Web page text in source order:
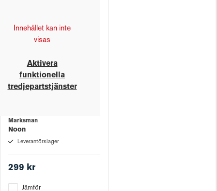
Innehållet kan inte
visas
Aktivera
funktionella
tredjepartstjänster
Marksman
Noon
Leverantörslager
299 kr
Jämför